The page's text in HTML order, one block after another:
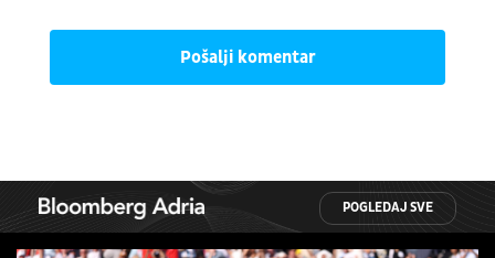
Pošalji komentar
POGLEDAJ SVE